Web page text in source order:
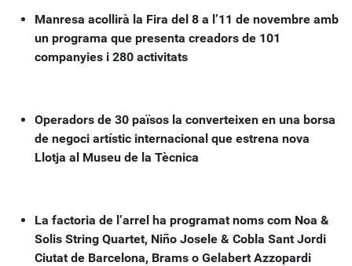
Manresa acollirà la Fira del 8 a l’11 de novembre amb
un programa que presenta creadors de 101
companyies i 280 activitats
Operadors de 30 països la converteixen en una borsa
de negoci artístic internacional que estrena nova
Llotja al Museu de la Tècnica
La factoria de l’arrel ha programat noms com Noa &
Solis String Quartet, Niño Josele & Cobla Sant Jordi
Ciutat de Barcelona, Brams o Gelabert Azzopardi